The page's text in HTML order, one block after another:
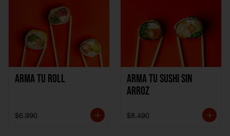
Arma Tu Roll
$6.990
Arma tu Sushi sin
Arroz
$8.490